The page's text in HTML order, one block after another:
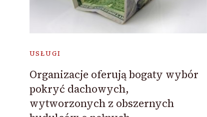
USŁUGI
Organizacje oferują bogaty wybór
pokryć dachowych,
wytworzonych z obszernych